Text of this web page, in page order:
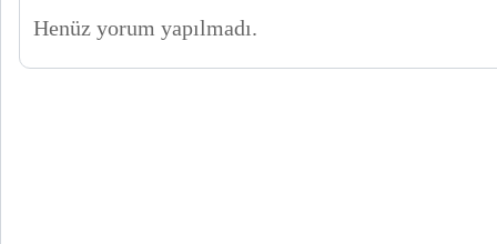
Henüz yorum yapılmadı.